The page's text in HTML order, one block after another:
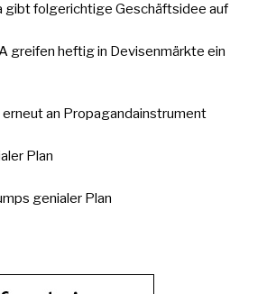
gibt folgerichtige Geschäftsidee auf
greifen heftig in Devisenmärkte ein
erneut an Propagandainstrument
Plan
genialer Plan